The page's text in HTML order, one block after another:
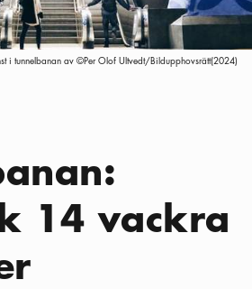
i tunnelbanan av ©Per Olof Ultvedt/Bildupphovsrätt(2024)
14 vackra